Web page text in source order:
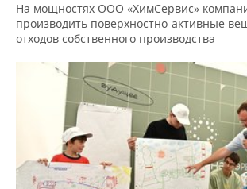
На мощностях ООО «ХимСервис»
производить поверхностно-активные
отходов собственного производства